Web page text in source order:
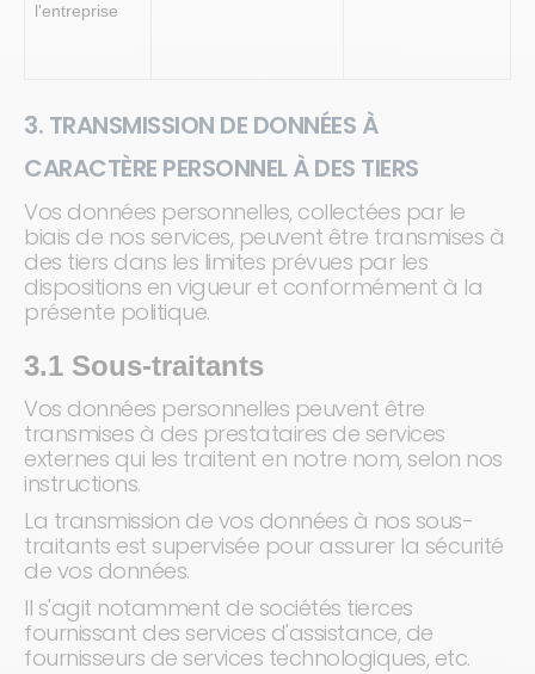
l'entreprise
3. TRANSMISSION DE DONNÉES À
CARACTÈRE PERSONNEL À DES TIERS
Vos données personnelles, collectées par le
biais de nos services, peuvent être transmises à
des tiers dans les limites prévues par les
dispositions en vigueur et conformément à la
présente politique.
3.1 Sous-traitants
Vos données personnelles peuvent être
transmises à des prestataires de services
externes qui les traitent en notre nom, selon nos
instructions.
La transmission de vos données à nos sous-
traitants est supervisée pour assurer la sécurité
de vos données.
Il s'agit notamment de sociétés tierces
fournissant des services d'assistance, de
fournisseurs de services technologiques, etc.